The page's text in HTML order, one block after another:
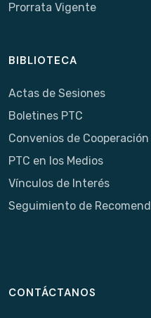
Prorrata Vigente
BIBLIOTECA
Actas de Sesiones
Boletines PTC
Convenios de Cooperación
PTC en los Medios
Vínculos de Interés
Seguimiento de
CONTÁCTANOS